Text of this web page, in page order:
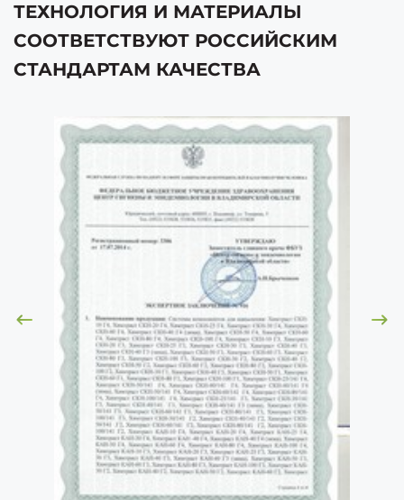
ТЕХНОЛОГИЯ И МАТЕРИАЛЫ
СООТВЕТСТВУЮТ РОССИЙСКИМ
СТАНДАРТАМ КАЧЕСТВА